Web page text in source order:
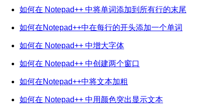
如何在 Notepad++ 中将单词添加到所有行的末尾
如何在Notepad++中在每行的开头添加一个单词
如何在 Notepad++ 中增大字体
如何在 Notepad++ 中创建两个窗口
如何在Notepad++中将文本加粗
如何在 Notepad++ 中用颜色突出显示文本